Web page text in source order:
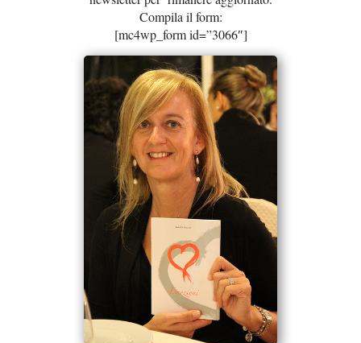
Compila il form:
[mc4wp_form id=”3066″]